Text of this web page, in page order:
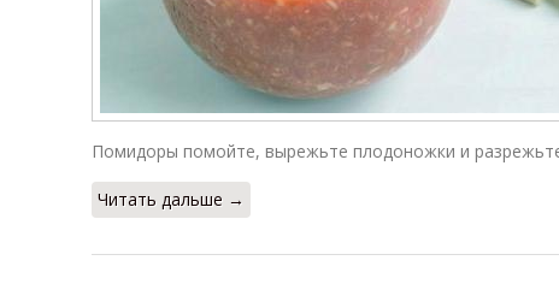
Помидоры помойте, вырежьте плодоножки и
Читать дальше →